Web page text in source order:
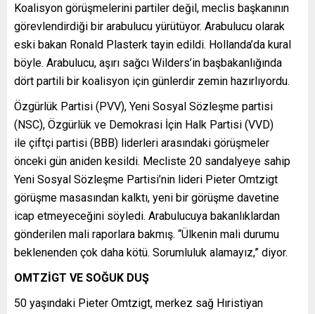
Koalisyon görüşmelerini partiler değil, meclis başkanının
görevlendirdiği bir arabulucu yürütüyor. Arabulucu olarak
eski bakan Ronald Plasterk tayin edildi. Hollanda’da kural
böyle. Arabulucu, aşırı sağcı Wilders’in başbakanlığında
dört partili bir koalisyon için günlerdir zemin hazırlıyordu.
Özgürlük Partisi (PVV), Yeni Sosyal Sözleşme partisi
(NSC), Özgürlük ve Demokrasi İçin Halk Partisi (VVD)
ile çiftçi partisi (BBB) liderleri arasındaki görüşmeler
önceki gün aniden kesildi. Mecliste 20 sandalyeye sahip
Yeni Sosyal Sözleşme Partisi’nin lideri Pieter Omtzigt
görüşme masasından kalktı, yeni bir görüşme davetine
icap etmeyeceğini söyledi. Arabulucuya bakanlıklardan
gönderilen mali raporlara bakmış. “Ülkenin mali durumu
beklenenden çok daha kötü. Sorumluluk alamayız,” diyor.
OMTZİGT VE SOĞUK DUŞ
50 yaşındaki Pieter Omtzigt, merkez sağ Hıristiyan